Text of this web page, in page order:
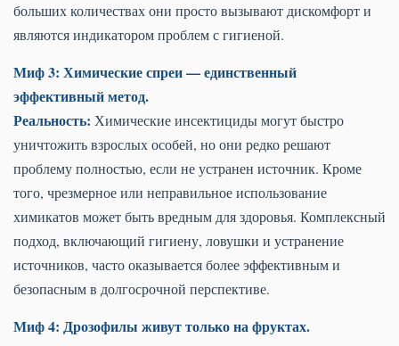
больших количествах они просто вызывают дискомфорт и
являются индикатором проблем с гигиеной.
Миф 3: Химические спреи — единственный
эффективный метод.
Реальность: Химические инсектициды могут быстро
уничтожить взрослых особей, но они редко решают
проблему полностью, если не устранен источник. Кроме
того, чрезмерное или неправильное использование
химикатов может быть вредным для здоровья. Комплексный
подход, включающий гигиену, ловушки и устранение
источников, часто оказывается более эффективным и
безопасным в долгосрочной перспективе.
Миф 4: Дрозофилы живут только на фруктах.